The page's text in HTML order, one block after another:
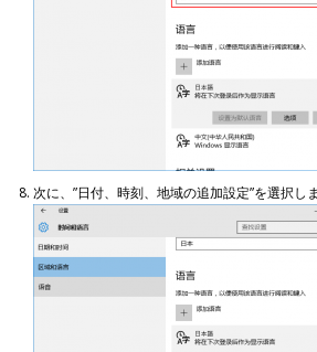
次に、”日付、時刻、地域の追加設定”を選択し